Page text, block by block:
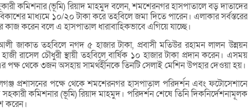
কমিশনার (ভূমি) রিয়াদ মাহমুদ বলেন, শমশেরনগর হাসপাতালে বড় দাতাদের
মাধ্যমে ১০/২০ টাকা করে তহবিলে জমা দিতে পারেন। এলাকার সর্বস্তরের
করেন বলে এ হাসপাতাল ধারাবাহিকভাবে এগিয়ে যাচ্ছে।
জাকাত তহবিলে নগদ ৫ হাজার টাকা, প্রবাসী মতিউর রহামন লালন উন্নয়ন
রাসেল চৌধুরী স্থায়ী তহবিলে বার্ষিক ১০ হাজার টাকা প্রদান করেন। এসময়
পক্ষ থেকে ৩জন অসহায় সামর্থর্হীনকে তিনটি সেলাই মেশিন উপহার দেওয়া হয়।
প্রশাসনের পক্ষে থেকে শমশেরনগর হাসপাতাল পরিদর্শন এবং ফটোসেশানে
কমিশনার (ভূমি) রিয়াদ মাহমুদ। পরিদর্শন শেষে তিনি দিকনির্দেশনামূলক
করেন।